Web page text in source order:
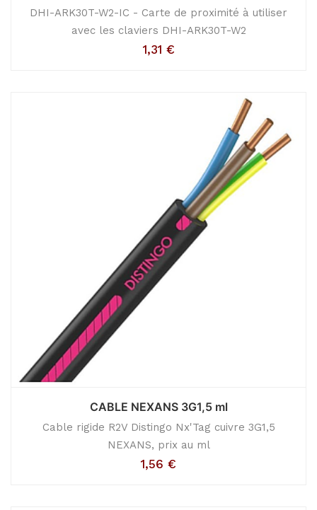
DHI-ARK30T-W2-IC - Carte de proximité à utiliser
avec les claviers DHI-ARK30T-W2
1,31 €
CABLE NEXANS 3G1,5 ml
Cable rigide R2V Distingo Nx'Tag cuivre 3G1,5
NEXANS, prix au ml
1,56 €